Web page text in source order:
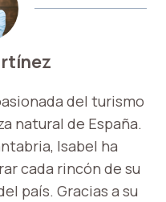
del turismo
natural de España.
Isabel ha
cada rincón de su
país. Gracias a su